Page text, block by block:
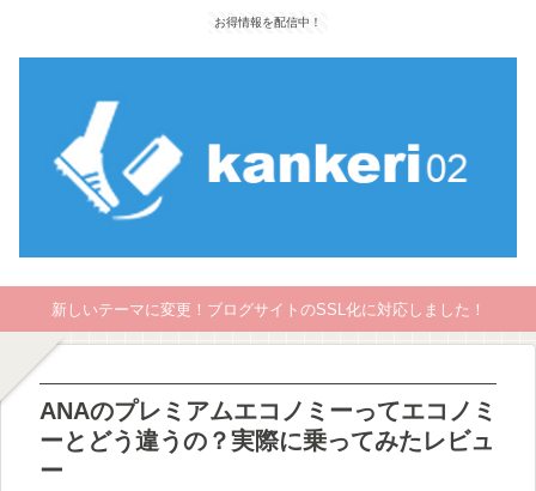
お得情報を配信中！
新しいテーマに変更！ブログサイトのSSL化に対応しました！
ANAのプレミアムエコノミーってエコノミ
ーとどう違うの？実際に乗ってみたレビュ
ー